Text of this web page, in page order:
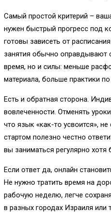
Самый простой критерий –
нужен быстрый прогресс под
готовы зависеть от
занятия обычно оправдывают
время, но и силы: меньше
материала, больше практики
Есть и обратная сторона.
вовлеченности. Отменять
что язык «как-то усвоится»,
стартом полезно честно
вы заниматься регулярно
Если ответ да, онлайн
Не нужно тратить время на
рабочую неделю, легче
в разных городах Израиля или